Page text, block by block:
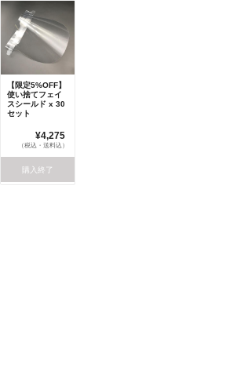
【限定5%OFF】
使い捨てフェイ
スシールド x 30
セット
¥4,275
（税込・送料込）
購入終了